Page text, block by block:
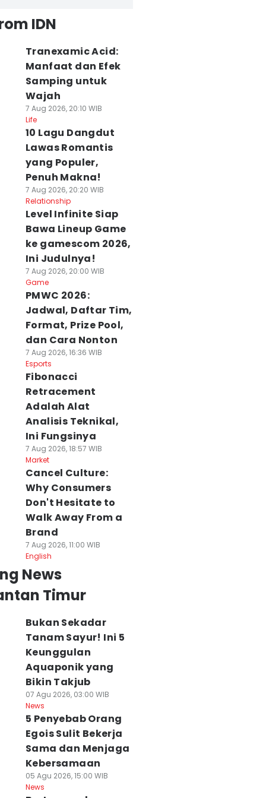
IDN
Tranexamic Acid:
Manfaat dan Efek
Samping untuk
Wajah
7 Aug 2026, 20:10 WIB
Life
10 Lagu Dangdut
Lawas Romantis
yang Populer,
Penuh Makna!
7 Aug 2026, 20:20 WIB
Relationship
Level Infinite Siap
Bawa Lineup Game
ke gamescom 2026,
Ini Judulnya!
7 Aug 2026, 20:00 WIB
Game
PMWC 2026:
Jadwal, Daftar Tim,
Format, Prize Pool,
dan Cara Nonton
7 Aug 2026, 16:36 WIB
Esports
Fibonacci
Retracement
Adalah Alat
Analisis Teknikal,
Ini Fungsinya
7 Aug 2026, 18:57 WIB
Market
Cancel Culture:
Why Consumers
Don't Hesitate to
Walk Away From a
Brand
7 Aug 2026, 11:00 WIB
English
News
Timur
Bukan Sekadar
Tanam Sayur! Ini 5
Keunggulan
Aquaponik yang
Bikin Takjub
07 Agu 2026, 03:00 WIB
News
5 Penyebab Orang
Egois Sulit Bekerja
Sama dan Menjaga
Kebersamaan
05 Agu 2026, 15:00 WIB
News